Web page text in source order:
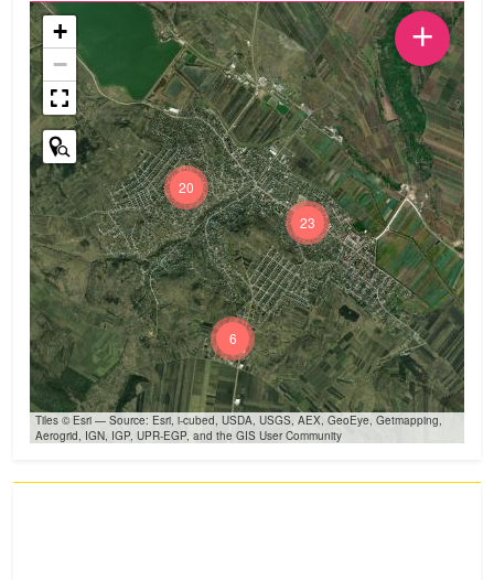
23
20
6
+
−
Tiles © Esri — Source: Esri, i-cubed, USDA, USGS, AEX, GeoEye, Getmapping,
Aerogrid, IGN, IGP, UPR-EGP, and the GIS User Community
+